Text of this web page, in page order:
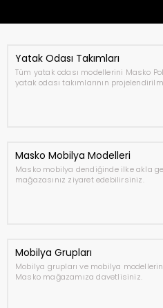
Yatak Odası Takımları
Tüm yatak odası modellerini Masko
yatak odası takımlarının
Masko Mobilya Modelleri
Masko mobilya dendiğinde ilke akla
mağazasınız ziyaret edebilirsiniz.
Mobilya Grupları
Mobilya grupları ve mobilya
Masko mağazamıza davetlisiniz.